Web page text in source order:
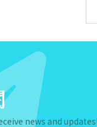
news and